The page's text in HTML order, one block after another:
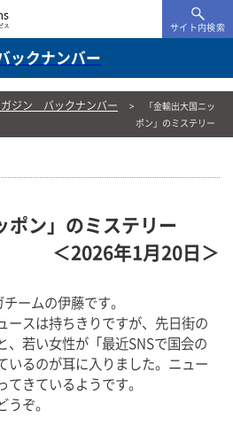
サイト内検索
ックナンバー
ガジン バックナンバー
「金輸出大国ニッ
ポン」のミステリー
ポン」のミステリー
＜2026年1月20日＞
ームの伊藤です。
ースは持ちきりですが、先日街の
、若い女性が「最近SNSで国会の
いるのが耳に入りました。ニュー
てきているようです。
うぞ。